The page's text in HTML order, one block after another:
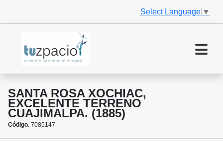
Select Language ▼
SANTA ROSA XOCHIAC,
EXCELENTE TERRENO
CUAJIMALPA. (1885)
Código. 7085147